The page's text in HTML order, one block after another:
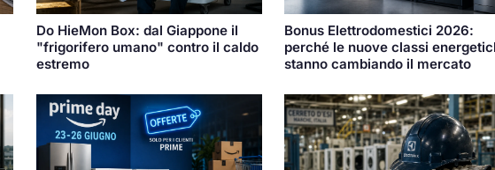
Do HieMon Box: dal Giappone il
"frigorifero umano" contro il caldo
estremo
Bonus Elettrodomestici 2026:
perché le nuove classi
stanno cambiando il mercato